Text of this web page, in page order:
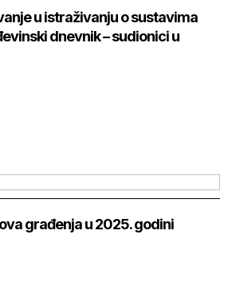
u istraživanju o sustavima
dnevnik – sudionici u
građenja u 2025. godini